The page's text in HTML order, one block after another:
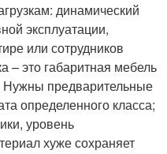
динамический
эксплуатации,
или сотрудников
– это габаритная мебель
Нужны предварительные
определенного класса;
уровень
хуже сохраняет